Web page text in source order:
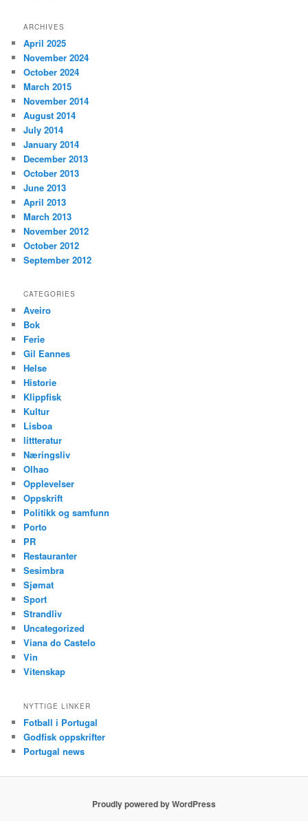
ARCHIVES
April 2025
November 2024
October 2024
March 2015
November 2014
August 2014
July 2014
January 2014
December 2013
October 2013
June 2013
April 2013
March 2013
November 2012
October 2012
September 2012
CATEGORIES
Aveiro
Bok
Ferie
Gil Eannes
Helse
Historie
Klippfisk
Kultur
Lisboa
littteratur
Næringsliv
Olhao
Opplevelser
Oppskrift
Politikk og samfunn
Porto
PR
Restauranter
Sesimbra
Sjømat
Sport
Strandliv
Uncategorized
Viana do Castelo
Vin
Vitenskap
NYTTIGE LINKER
Fotball i Portugal
Godfisk oppskrifter
Portugal news
Proudly powered by WordPress